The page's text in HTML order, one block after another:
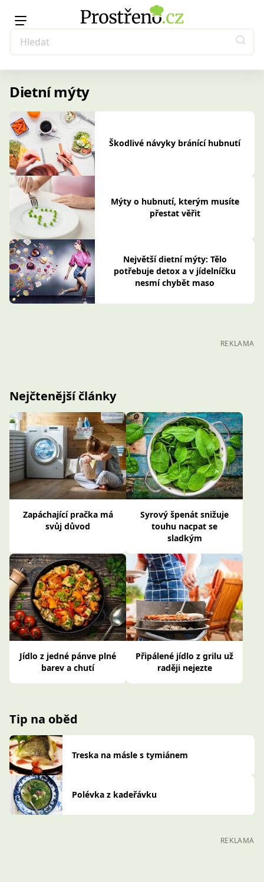
Dietní mýty
Škodlivé návyky bránící hubnutí
Mýty o hubnutí, kterým musíte
přestat věřit
Největší dietní mýty: Tělo
potřebuje detox a v jídelníčku
nesmí chybět maso
REKLAMA
Nejčtenější články
Zapáchající pračka má
svůj důvod
Syrový špenát snižuje
touhu nacpat se
sladkým
Jídlo z jedné pánve plné
barev a chutí
Připálené jídlo z grilu už
raději nejezte
Tip na oběd
Treska na másle s tymiánem
Polévka z kadeřávku
REKLAMA